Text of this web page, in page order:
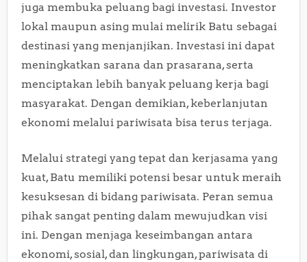
juga membuka peluang bagi investasi. Investor
lokal maupun asing mulai melirik Batu sebagai
destinasi yang menjanjikan. Investasi ini dapat
meningkatkan sarana dan prasarana, serta
menciptakan lebih banyak peluang kerja bagi
masyarakat. Dengan demikian, keberlanjutan
ekonomi melalui pariwisata bisa terus terjaga.
Melalui strategi yang tepat dan kerjasama yang
kuat, Batu memiliki potensi besar untuk meraih
kesuksesan di bidang pariwisata. Peran semua
pihak sangat penting dalam mewujudkan visi
ini. Dengan menjaga keseimbangan antara
ekonomi, sosial, dan lingkungan, pariwisata di